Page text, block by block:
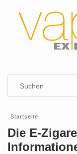
Startseite
Die E-